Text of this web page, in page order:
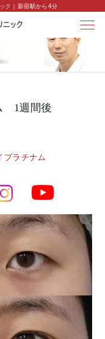
ク｜新宿駅から4分
1週間後
プラチナム